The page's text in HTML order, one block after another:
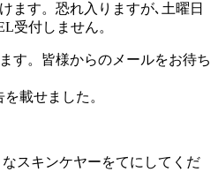
ます。恐れ入りますが､土曜日
受付しません。
す。皆様からのメールをお待ち
載せました。
スキンケヤーをてにしてくだ